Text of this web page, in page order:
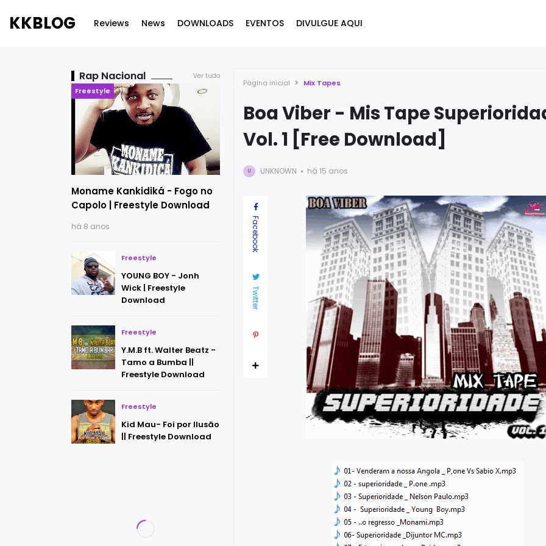
KKBLOG Reviews News DOWNLOADS EVENTOS DIVULGUE AQUI
Rap Nacional Ver tudo
Freestyle
Moname Kankidiká - Fogo no
Capolo | Freestyle Download
há 8 anos
Freestyle
YOUNG BOY - Jonh
Wick | Freestyle
Download
Freestyle
Y.M.B ft. Walter Beatz -
Tamo a Bumba ||
Freestyle Download
Freestyle
Kid Mau- Foi por Ilusão
|| Freestyle Download
Página inicial Mix Tapes
Boa Viber - Mis Tape
Vol. 1 [Free Download]
U UNKNOWN há 15 anos
Facebook
Twitter